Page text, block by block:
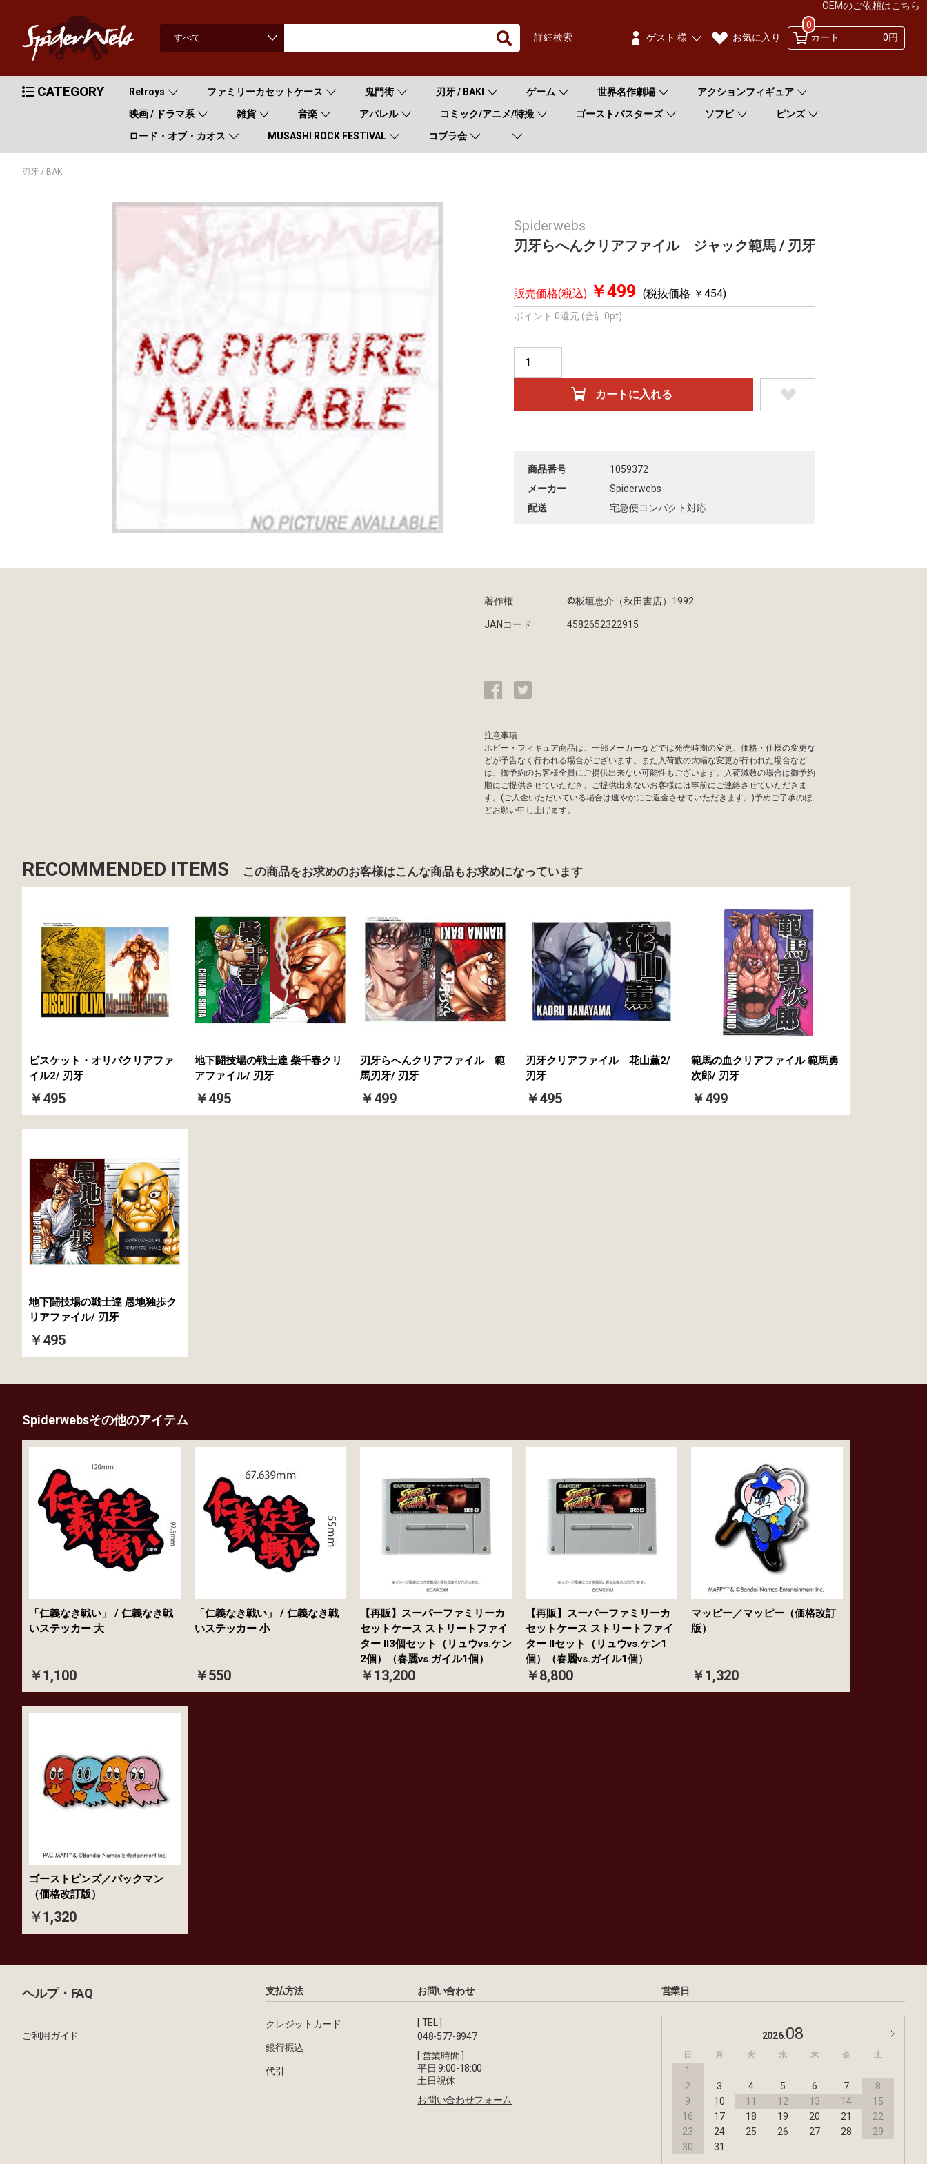
OEMのご依頼はこちら
詳細検索 ゲスト 様 お気に入り カート 0円
0
CATEGORY Retroys ファミリーカセットケース 鬼門街 刃牙 / BAKI ゲーム 世界名作劇場
アクションフィギュア
映画 / ドラマ系
雑貨 音楽 アパレル コミック/アニメ/特撮 ゴーストバスターズ ソフビ
ピンズ
ロード・オブ・カオス
MUSASHI ROCK FESTIVAL コブラ会
刃牙 / BAKI
Spiderwebs
刃牙らへんクリアファイル ジャック範馬 / 刃牙
販売価格(税込) ￥499 (税抜価格 ￥454)
ポイント 0還元 (合計0pt)
商品番号
1059372
メーカー
Spiderwebs
配送
宅急便コンパクト対応
著作権 ©︎板垣恵介（秋田書店）1992
JANコード 4582652322915
注意事項
ホビー・フィギュア商品は、一部メーカーなどでは発売時期の変更、価格・仕様の変更な
どが予告なく行われる場合がございます。また入荷数の大幅な変更が行われた場合など
は、御予約のお客様全員にご提供出来ない可能性もございます。入荷減数の場合は御予約
順にご提供させていただき、ご提供出来ないお客様には事前にご連絡させていただきま
す。(ご入金いただいている場合は速やかにご返金させていただきます。)予めご了承のほ
どお願い申し上げます。
RECOMMENDED ITEMS この商品をお求めのお客様はこんな商品もお求めになっています
ビスケット・オリバクリアファ
イル2/ 刃牙
￥495
地下闘技場の戦士達 柴千春クリ
アファイル/ 刃牙
￥495
刃牙らへんクリアファイル 範
馬刃牙/ 刃牙
￥499
刃牙クリアファイル 花山薫2/
刃牙
￥495
範馬の血クリアファイル 範馬勇
次郎/ 刃牙
￥499
地下闘技場の戦士達 愚地独歩ク
リアファイル/ 刃牙
￥495
Spiderwebsその他のアイテム
「仁義なき戦い」 / 仁義なき戦
いステッカー 大
￥1,100
「仁義なき戦い」 / 仁義なき戦
いステッカー 小
￥550
【再販】スーパーファミリーカ
セットケース ストリートファイ
ター II3個セット（リュウvs.ケン
2個）（春麗vs.ガイル1個）
￥13,200
【再販】スーパーファミリーカ
セットケース ストリートファイ
ター IIセット（リュウvs.ケン1
個）（春麗vs.ガイル1個）
￥8,800
マッピー／マッピー（価格改訂
版）
￥1,320
ゴーストピンズ／パックマン
（価格改訂版）
￥1,320
ヘルプ・FAQ
ご利用ガイド
支払方法
クレジットカード
銀行振込
代引
お問い合わせ
[ TEL ]
048-577-8947
[ 営業時間 ]
平日 9:00-18:00
土日祝休
お問い合わせフォーム
営業日
2026.08
日 月 火 水 木 金 土
1
2
3 4 5 6 7
8
9
10 11 12 13 14
15
16
17 18 19 20 21
22
23
24 25 26 27 28
29
30
31